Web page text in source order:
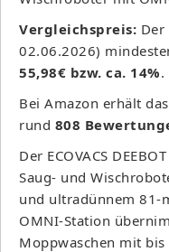
Vergleichspreis: Der
02.06.2026)
55,98€ bzw. ca. 14%.
Bei Amazon erhält
rund 808
Der ECOVACS
Saug- und
und ultradünnem 81-
OMNI-Station
Moppwaschen mit bis